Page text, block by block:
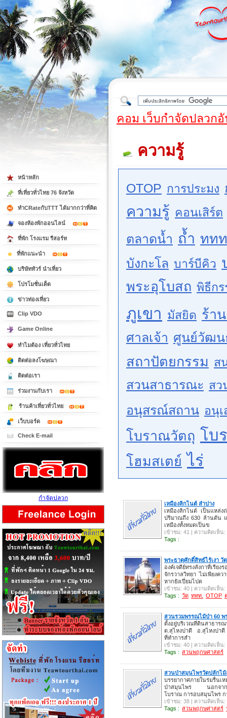
ต้
คอม เว็บกำจัดปลวก
ความรู้
OTOP การประมง
ความรู้ คอนเสิร์ต
ตลาดน้ำ ถ้ำ ทท
บังกะโล บาร์บีคิว
พระอุโบสถ พิธีกร
ภูเขา มัสยิด ร้า
ศาลเจ้า ศูนย์วัฒน
สถาปัตยกรรม ส
สวนสาธารณะ สว
อนุสรณ์สถาน อนุ
โบราณวัตถุ โบ
โฮมสเตย์ ไร่
เหมืองลิกไนต์ ลำปาง
เหมืองลิกไนต์ เป็นแหล่
ปริมาณถึง 630 ล้านตัน
เหมืองทั้งหมดเป็นข
เข้าชม: 41 | ความคิดเห็น:
Tags :
พระธาตุศักดิ์สิทธ์ไร้เงา วั
องค์เจดีย์ทรงลังกาที่เรียง
จักรวาลวิทยา ไม่เพียงคว
หากยังเปี่ยมไปด
เข้าชม: 40 | ความคิดเห็น:
Tags : วัด ททท. OTOP
สวนรวมพรรณไม้ป่า 60 พ
ตั้งอยู่บริเวณที่ดินสาธาร
ต.สุไหงปาดี อ.สุไหงป
ที่ทำการสำ
เข้าชม: 40 | ความคิดเห็น:
Tags : สวนพฤกษศาสตร์
สวนป่าสมุนไพรวัดปลักไม้
บรรยากาศภายในร่มรื่นเ
ป่าสมุนไพร นอกจากนั้
โบราณ การอบสมุนไพร ก
เข้าชม: 38 | ความคิดเห็น:
Tags : สวนพฤกษศาสตร์
หน้าหลัก
ที่เที่ยวทั่วไทย 76 จังหวัด
ทำCRateกับTTT ได้มากกว่าที่คิด
จองห้องพักออนไลน์
ที่พัก โรงแรม รีสอร์ท
ที่พักแนะนำ
บริษัททัวร์ นำเที่ยว
โปรโมชั่นเด็ด
ข่าวท่องเที่ยว
Clip VDO
Game Online
ทำไมต้อง เที่ยวทั่วไทย
ติดต่อลงโฆษณา
ติดต่อเรา
ร่วมงานกับเรา
ร้านค้าเที่ยวทั่วไทย
เว็บบอร์ด
Check E-mail
กำจัดปลวก